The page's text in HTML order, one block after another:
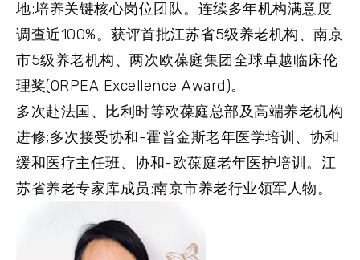
地;培养关键核心岗位团队。连续多年机构满意度
调查近100%。获评首批江苏省5级养老机构、南京
市5级养老机构、两次欧葆庭集团全球卓越临床伦
理奖(ORPEA Excellence Award)。
多次赴法国、比利时等欧葆庭总部及高端养老机构
进修;多次接受协和-霍普金斯老年医学培训、协和
缓和医疗主任班、协和-欧葆庭老年医护培训。江
苏省养老专家库成员;南京市养老行业领军人物。